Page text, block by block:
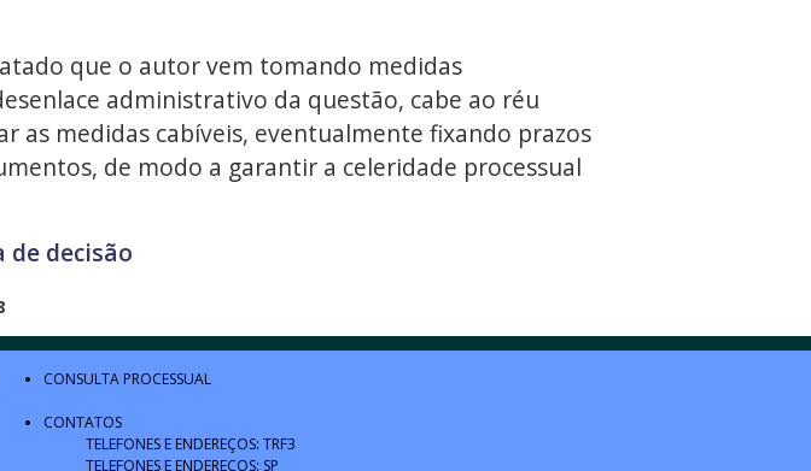
que o autor vem tomando medidas
administrativo da questão, cabe ao réu
as medidas cabíveis, eventualmente fixando prazos
de modo a garantir a celeridade processual
de decisão
CONSULTA PROCESSUAL
CONTATOS
TELEFONES E ENDEREÇOS: TRF3
TELEFONES E ENDEREÇOS: SP